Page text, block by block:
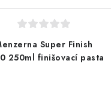
Super Finish
250ml finišovací pasta